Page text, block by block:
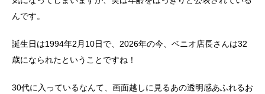
んです。
誕生日は1994年2月10日で、2026年の今、ベニオ店長さんは32
歳になられたということですね！
30代に入っているなんて、画面越しに見るあの透明感あふれるお